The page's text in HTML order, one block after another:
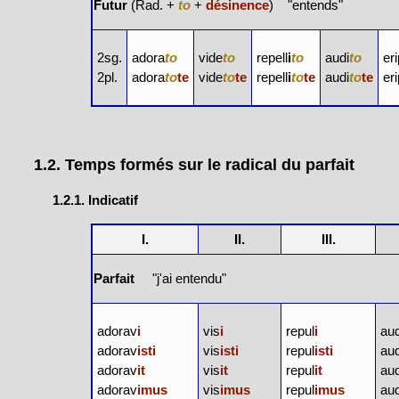
Futur (Rad. +to +désinence) "entends"
2sg.
2pl.
adorato
adoratote
videto
videtote
repellito
repellitote
audito
auditote
1.2. Temps formés sur le radical du parfait
1.2.1. Indicatif
I. II. III.
Parfait "j'ai entendu"
adoravi
adoravisti
adoravit
adoravimus
visi
visisti
visit
visimus
repuli
repulisti
repulit
repulimus